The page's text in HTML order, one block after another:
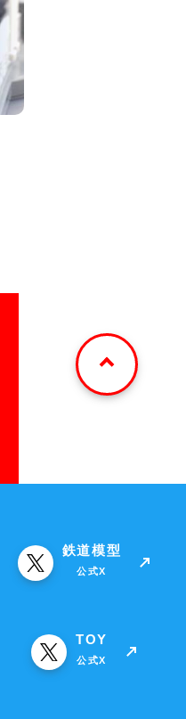
鉄道模型
公式X
TOY
公式X